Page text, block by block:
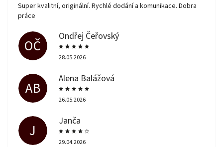
Super kvalitní, originální. Rychlé dodání a komunikace. Dobra
práce
OČ
Ondřej Čeřovský
28.05.2026
AB
Alena Balážová
26.05.2026
J
Janča
29.04.2026